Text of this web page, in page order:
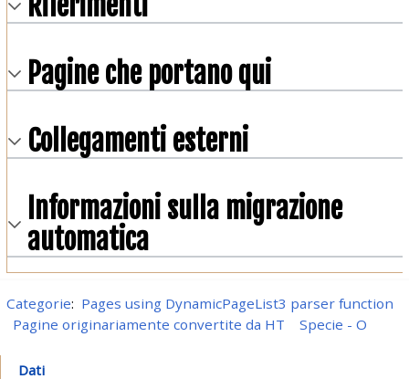
Pagine che portano qui
Collegamenti esterni
Informazioni sulla migrazione
automatica
Categorie: Pages using DynamicPageList3 parser function
Pagine originariamente convertite da HT
Specie - O
Dati